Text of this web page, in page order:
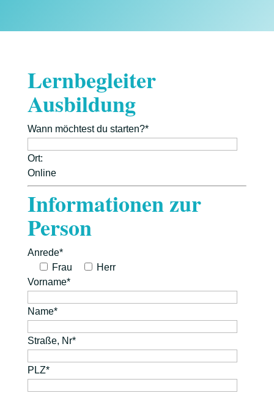
Lernbegleiter
Ausbildung
Wann möchtest du starten?*
Ort:
Online
Informationen zur
Person
Anrede*
Frau
Herr
Vorname*
Name*
Straße, Nr*
PLZ*